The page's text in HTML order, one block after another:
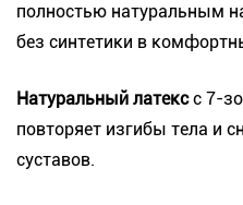
полностью натуральным
без синтетики в
Натуральный латексс 7-
повторяет изгибы тела и
суставов.